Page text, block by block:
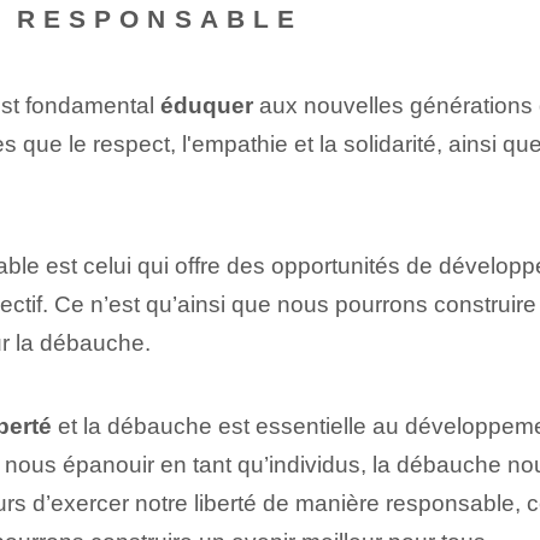
fondamental éduqueraux nouvelles générations
que le respect, l'empathie et⁢ la solidarité⁣, ainsi
est celui qui offre des opportunités de
Ce n’est qu’ainsi que nous pourrons
la débauche.
et la ⁢débauche⁤ est essentielle au
épanouir en tant qu’individus, la débauche
d’exercer notre liberté de manière